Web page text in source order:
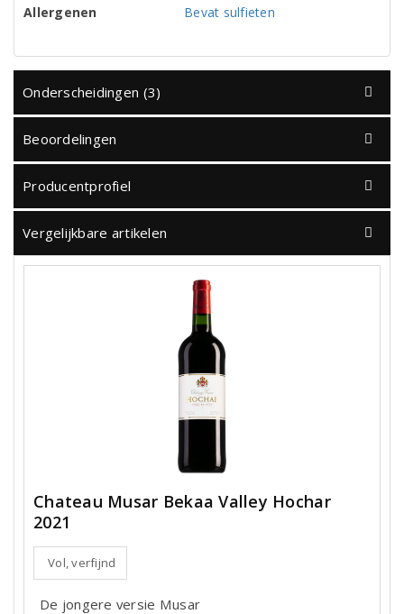
Allergenen
Bevat sulfieten
Onderscheidingen (3)
Beoordelingen
Producentprofiel
Vergelijkbare artikelen
Chateau Musar Bekaa Valley Hochar
2021
Vol, verfijnd
De jongere versie Musar